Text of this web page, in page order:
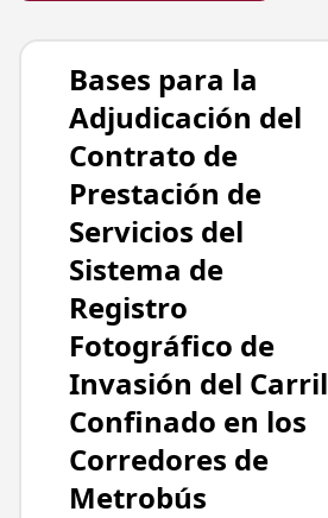
Bases para la
Adjudicación del
Contrato de
Prestación de
Servicios del
Sistema de
Registro
Fotográfico de
Invasión del Carril
Confinado en los
Corredores de
Metrobús